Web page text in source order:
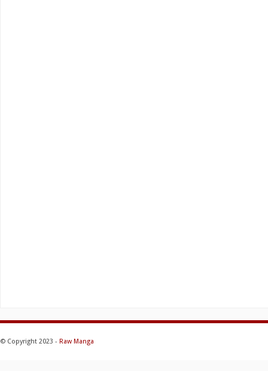
© Copyright 2023 - Raw Manga